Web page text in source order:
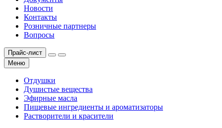
Новости
Контакты
Розничные партнеры
Вопросы
Прайс-лист
Меню
Отдушки
Душистые вещества
Эфирные масла
Пищевые ингредиенты и ароматизаторы
Растворители и красители